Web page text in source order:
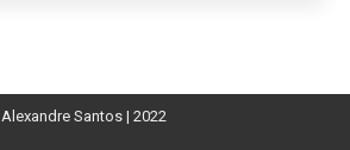
Alexandre Santos | 2022